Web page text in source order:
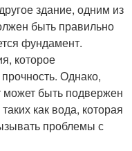
здание, одним из
быть правильно
фундамент.
которое
Однако,
быть подвержен
как вода, которая
проблемы с